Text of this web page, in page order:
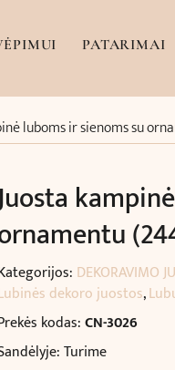
PATARIMAI
luboms ir sienoms su
DEKORAVIMO
dekoro juostos,
kodas:CN-3026
Turime